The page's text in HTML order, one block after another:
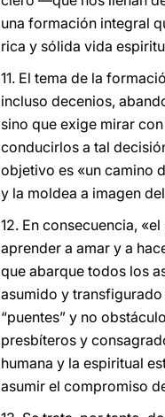
una formación integral
rica y sólida vida
11. El tema de la
incluso decenios,
sino que exige mirar
conducirlos a tal
objetivo es «un camino
y la moldea a imagen
12. En consecuencia,
aprender a amar y a
que abarque todos los
asumido y
“puentes” y no
presbíteros y
humana y la espiritual
asumir el compromiso